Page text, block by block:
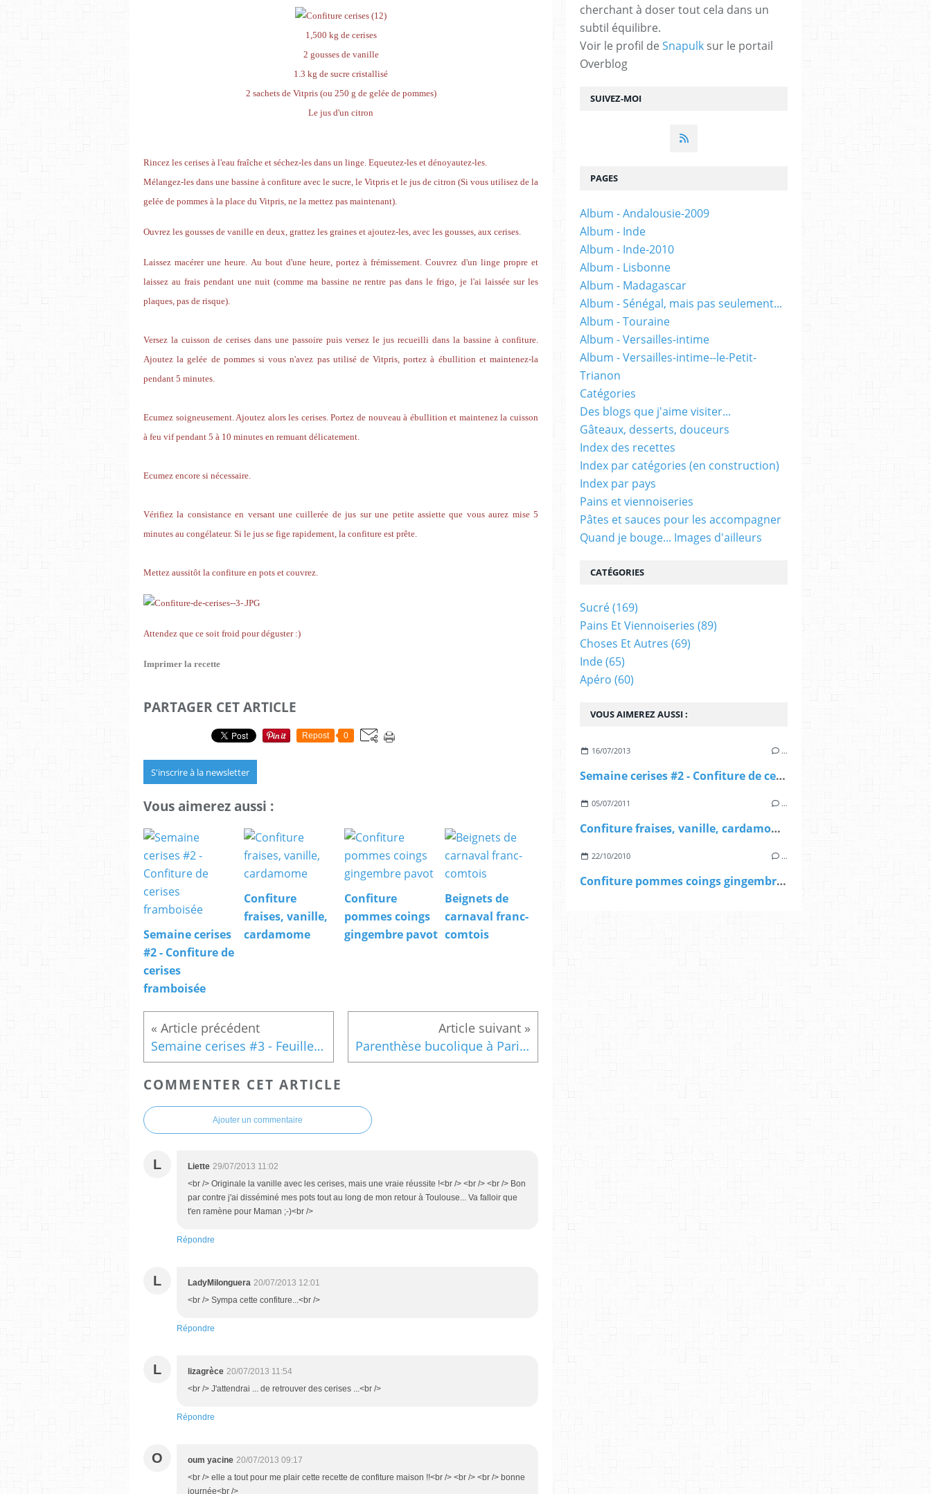
1,500 kg de cerises
2 gousses de vanille
1.3 kg de sucre cristallisé
2 sachets de Vitpris (ou 250 g de gelée de pommes)
Le jus d'un citron
Rincez les cerises à l'eau fraîche et séchez-les dans un linge. Equeutez-les et dénoyautez-les.
Mélangez-les dans une bassine à confiture avec le sucre, le Vitpris et le jus de citron (Si vous utilisez de la
gelée de pommes à la place du Vitpris, ne la mettez pas maintenant).
Ouvrez les gousses de vanille en deux, grattez les graines et ajoutez-les, avec les gousses, aux cerises.
Laissez macérer une heure. Au bout d'une heure, portez à frémissement. Couvrez d'un linge propre et
laissez au frais pendant une nuit (comme ma bassine ne rentre pas dans le frigo, je l'ai laissée sur les
plaques, pas de risque).
Versez la cuisson de cerises dans une passoire puis versez le jus recueilli dans la bassine à confiture.
Ajoutez la gelée de pommes si vous n'avez pas utilisé de Vitpris, portez à ébullition et maintenez-la
pendant 5 minutes.
Ecumez soigneusement. Ajoutez alors les cerises. Portez de nouveau à ébullition et maintenez la cuisson
à feu vif pendant 5 à 10 minutes en remuant délicatement.
Ecumez encore si nécessaire.
Vérifiez la consistance en versant une cuillerée de jus sur une petite assiette que vous aurez mise 5
minutes au congélateur. Si le jus se fige rapidement, la confiture est prête.
Mettez aussitôt la confiture en pots et couvrez.
Attendez que ce soit froid pour déguster :)
Imprimer la recette
PARTAGER CET ARTICLE
Repost 0
S'inscrire à la newsletter
Vous aimerez aussi :
Semaine cerises
#2 - Confiture de
cerises
framboisée
Confiture
fraises, vanille,
cardamome
Confiture
pommes coings
gingembre pavot
Beignets de
carnaval franc-
comtois
Semaine cerises #3 - Feuilletés apéro chèvre frais chutney de cerises Parenthèse bucolique à Paris: le Chalet des Îles
COMMENTER CET ARTICLE
Ajouter un commentaire
L Liette 29/07/2013 11:02
<br /> Originale la vanille avec les cerises, mais une vraie réussite !<br /> <br /> <br /> Bon
par contre j'ai disséminé mes pots tout au long de mon retour à Toulouse... Va falloir que
t'en ramène pour Maman ;-)<br />
Répondre
L LadyMilonguera 20/07/2013 12:01
<br /> Sympa cette confiture...<br />
Répondre
L lizagrèce 20/07/2013 11:54
<br /> J'attendrai ... de retrouver des cerises ...<br />
Répondre
O oum yacine 20/07/2013 09:17
<br /> elle a tout pour me plair cette recette de confiture maison !!<br /> <br /> <br /> bonne
journée<br />
SUIVEZ-MOI
cherchant à doser tout cela dans un
subtil équilibre.
Voir le profil de Snapulk sur le portail
Overblog
VOUS AIMEREZ AUSSI :
16/07/2013 …
Semaine cerises #2 - Confiture de cerises framboisée
05/07/2011 …
Confiture fraises, vanille, cardamome
22/10/2010 …
Confiture pommes coings gingembre pavot
PAGES
Album - Andalousie-2009
Album - Inde
Album - Inde-2010
Album - Lisbonne
Album - Madagascar
Album - Sénégal, mais pas seulement...
Album - Touraine
Album - Versailles-intime
Album - Versailles-intime--le-Petit-
Trianon
Catégories
Des blogs que j'aime visiter...
Gâteaux, desserts, douceurs
Index des recettes
Index par catégories (en construction)
Index par pays
Pains et viennoiseries
Pâtes et sauces pour les accompagner
Quand je bouge... Images d'ailleurs
CATÉGORIES
Sucré(169)
Pains Et Viennoiseries (89)
Choses Et Autres (69)
Inde(65)
Apéro (60)